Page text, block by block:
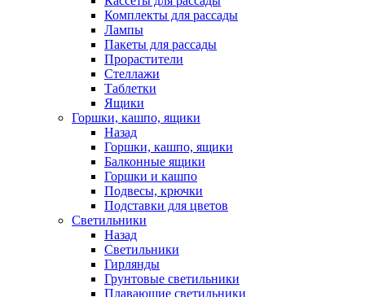
Комплекты для рассады
Лампы
Пакеты для рассады
Прорастители
Стеллажи
Таблетки
Ящики
Горшки, кашпо, ящики
Назад
Горшки, кашпо, ящики
Балконные ящики
Горшки и кашпо
Подвесы, крючки
Подставки для цветов
Светильники
Назад
Светильники
Гирлянды
Грунтовые светильники
Плавающие светильники